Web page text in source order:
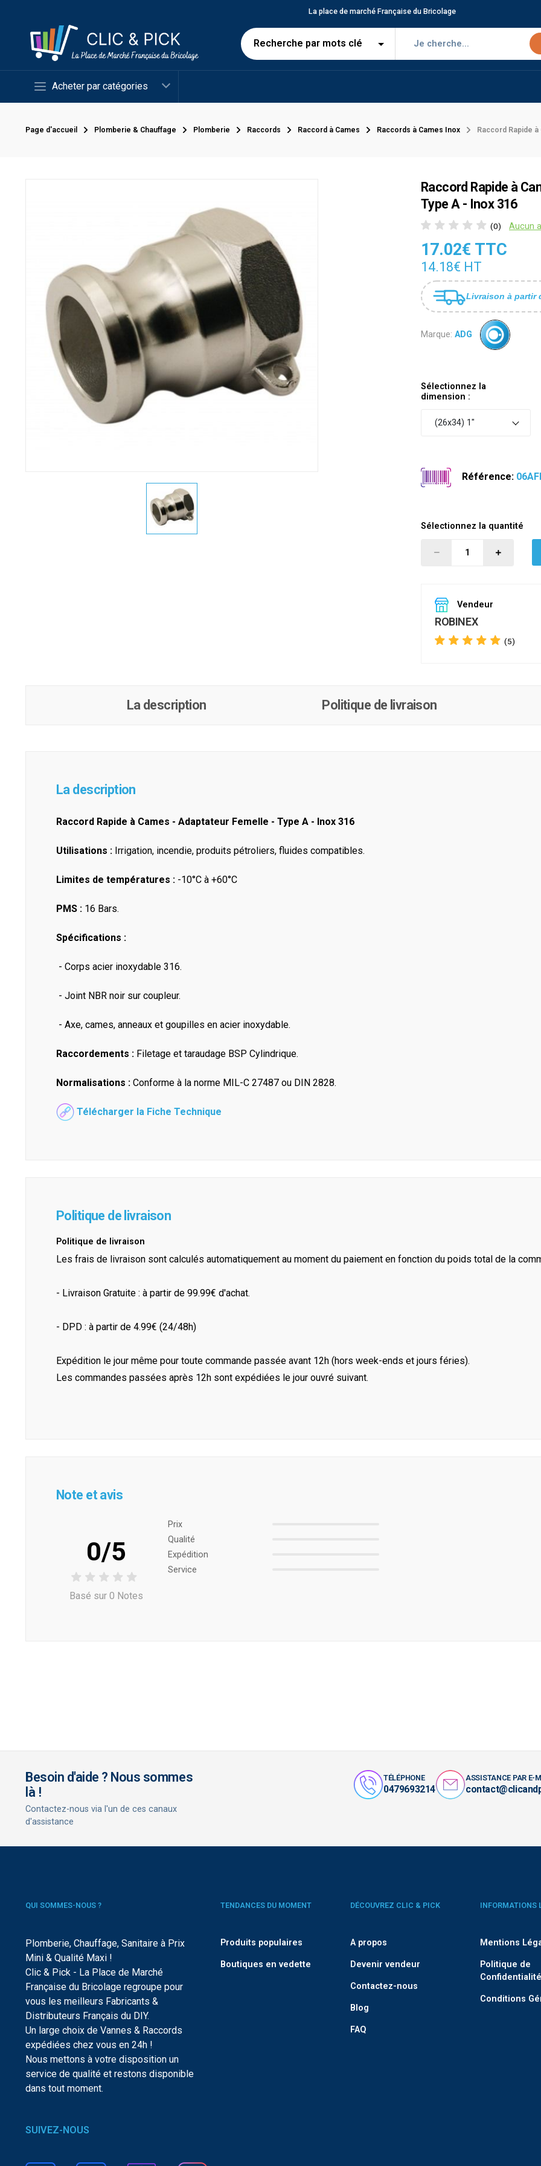
La place de marché Française du Bricolage
Acheter par catégories
Page d'accueil Plomberie & Chauffage Plomberie Raccords Raccord à Cames Raccords à Cames Inox Raccord Rapide
Raccord Rapide à
Type A - Inox 316
(0) Aucun
17.02€ TTC
14.18€ HT
Livraison à partir
Marque: ADG
Sélectionnez la
dimension :
(26x34) 1"
Référence:
Sélectionnez la quantité
Vendeur
ROBINEX
(5)
La description Politique de livraison
La description
Raccord Rapide à Cames - Adaptateur Femelle - Type A - Inox 316
Utilisations : Irrigation, incendie, produits pétroliers, fluides compatibles.
Limites de températures : -10°C à +60°C
PMS : 16 Bars.
Spécifications :
- Corps acier inoxydable 316.
- Joint NBR noir sur coupleur.
- Axe, cames, anneaux et goupilles en acier inoxydable.
Raccordements : Filetage et taraudage BSP Cylindrique.
Normalisations : Conforme à la norme MIL-C 27487 ou DIN 2828.
Télécharger la Fiche Technique
Politique de livraison
Politique de livraison
Les frais de livraison sont calculés automatiquement au moment du paiement en fonction du poids total de la
- Livraison Gratuite : à partir de 99.99€ d'achat.
- DPD : à partir de 4.99€ (24/48h)
Expédition le jour même pour toute commande passée avant 12h (hors week-ends et jours féries).
Les commandes passées après 12h sont expédiées le jour ouvré suivant.
Note et avis
0/5
Basé sur 0 Notes
Prix ​​
Qualité
Expédition
Service
Besoin d'aide ? Nous sommes
là !
Contactez-nous via l'un de ces canaux
d'assistance
TÉLÉPHONE
0479693214
ASSISTANCE PAR E-
QUI SOMMES-NOUS ?
Plomberie, Chauffage, Sanitaire à Prix
Mini & Qualité Maxi !
Clic & Pick - La Place de Marché
Française du Bricolage regroupe pour
vous les meilleurs Fabricants &
Distributeurs Français du DIY.
Un large choix de Vannes & Raccords
expédiées chez vous en 24h !
Nous mettons à votre disposition un
service de qualité et restons disponible
dans tout moment.
TENDANCES DU MOMENT
Produits populaires
Boutiques en vedette
DÉCOUVREZ CLIC & PICK
A propos
Devenir vendeur
Contactez-nous
Blog
FAQ
INFORMATIONS
Mentions
Politique de
Confidentialité
Conditions
SUIVEZ-NOUS